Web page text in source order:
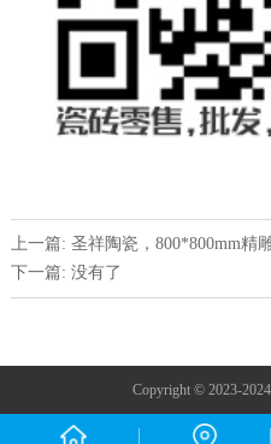
上一篇: ​圣祥陶瓷，800*800mm
下一篇: 没有了
Copyright © 2023-